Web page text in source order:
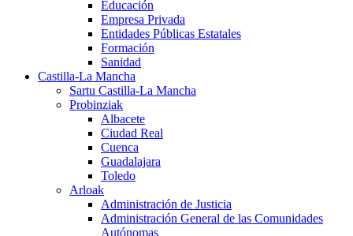
Educación
Empresa Privada
Entidades Públicas Estatales
Formación
Sanidad
Castilla-La Mancha
Sartu Castilla-La Mancha
Probinziak
Albacete
Ciudad Real
Cuenca
Guadalajara
Toledo
Arloak
Administración de Justicia
Administración General de las Comunidades
Autónomas